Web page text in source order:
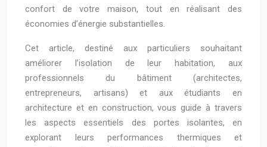
confort de votre maison, tout en réalisant des
économies d’énergie substantielles.
Cet article, destiné aux particuliers souhaitant
améliorer l’isolation de leur habitation, aux
professionnels du bâtiment (architectes,
entrepreneurs, artisans) et aux étudiants en
architecture et en construction, vous guide à travers
les aspects essentiels des portes isolantes, en
explorant leurs performances thermiques et